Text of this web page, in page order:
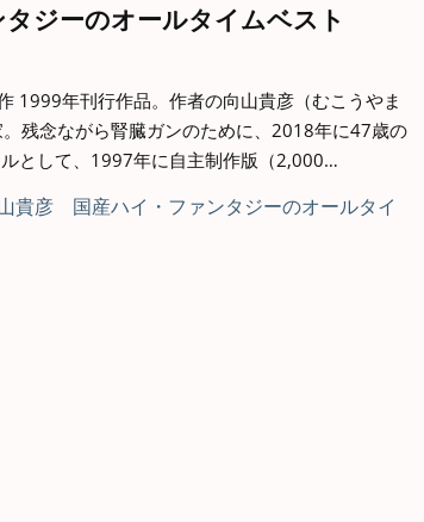
ジーのオールタイムベスト
1999年刊行作品。作者の向山貴彦（むこうやま
残念ながら腎臓ガンのために、2018年に47歳の
として、1997年に自主制作版（2,000…